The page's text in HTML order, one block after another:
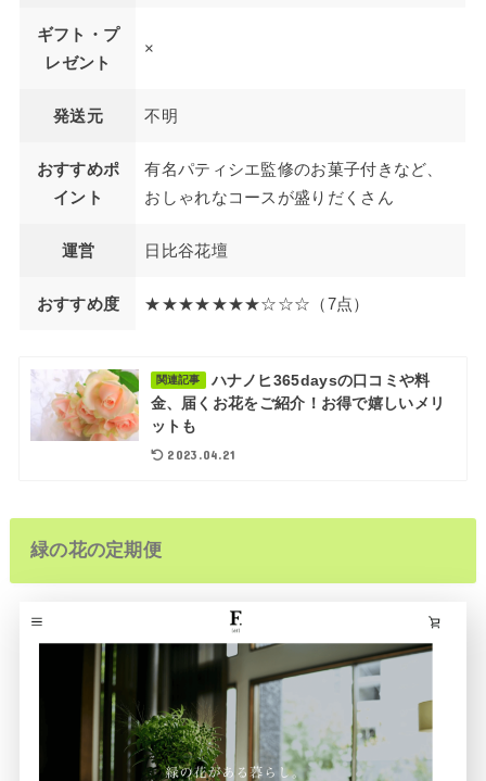
ギフト・プ
レゼント
×
発送元 不明
おすすめポ
イント
有名パティシエ監修のお菓子付きなど、
おしゃれなコースが盛りだくさん
運営 日比谷花壇
おすすめ度 ★★★★★★★☆☆☆（7点）
関連記事
ハナノヒ365daysの口コミや料
金、届くお花をご紹介！お得で嬉しいメリ
ットも
2023.04.21
緑の花の定期便